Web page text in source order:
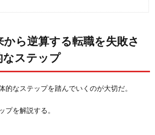
から逆算する転職を失敗さ
なステップ
的なステップを踏んでいくのが大切だ。
プを解説する。